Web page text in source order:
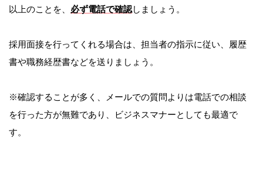
以上のことを、 必ず電話で確認しましょう。
採用面接を行ってくれる場合は、担当者の指示に従い、履歴
書や職務経歴書などを送りましょう。
※確認することが多く、メールでの質問よりは電話での相談
を行った方が無難であり、ビジネスマナーとしても最適で
す。